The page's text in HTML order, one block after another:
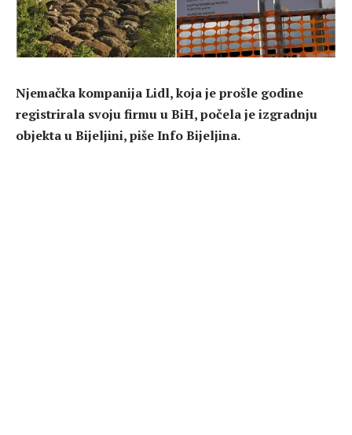
Njemačka kompanija Lidl, koja je prošle godine
registrirala svoju firmu u BiH, počela je izgradnju
objekta u Bijeljini, piše Info Bijeljina.